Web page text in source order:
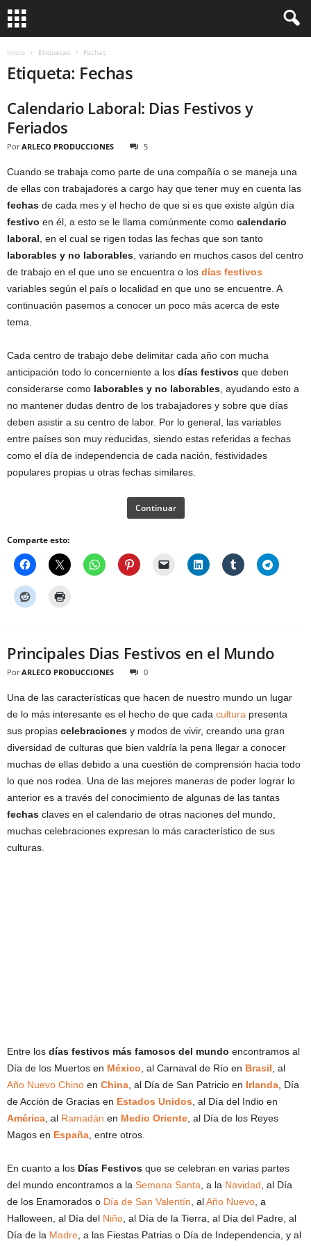
Inicio Etiquetas Fechas
Etiqueta: Fechas
Calendario Laboral: Dias Festivos y
Feriados
Por ARLECO PRODUCCIONES 5
Cuando se trabaja como parte de una compañía o se maneja una
de ellas con trabajadores a cargo hay que tener muy en cuenta las
fechas de cada mes y el hecho de que si es que existe algún día
festivo en él, a esto se le llama comúnmente como calendario
laboral , en el cual se rigen todas las fechas que son tanto
laborables y no laborables , variando en muchos casos del centro
de trabajo en el que uno se encuentra o los días festivos
variables según el país o localidad en que uno se encuentre. A
continuación pasemos a conocer un poco más acerca de este
tema.
Cada centro de trabajo debe delimitar cada año con mucha
anticipación todo lo concerniente a los días festivos que deben
considerarse como laborables y no laborables , ayudando esto a
no mantener dudas dentro de los trabajadores y sobre que días
deben asistir a su centro de labor. Por lo general, las variables
entre países son muy reducidas, siendo estas referidas a fechas
como el día de independencia de cada nación, festividades
populares propias u otras fechas similares.
Continuar
Comparte esto:
Principales Dias Festivos en el Mundo
Por ARLECO PRODUCCIONES 0
Una de las características que hacen de nuestro mundo un lugar
de lo más interesante es el hecho de que cada cultura presenta
sus propias celebraciones y modos de vivir, creando una gran
diversidad de culturas que bien valdría la pena llegar a conocer
muchas de ellas debido a una cuestión de comprensión hacia todo
lo que nos rodea. Una de las mejores maneras de poder lograr lo
anterior es a través del conocimiento de algunas de las tantas
fechas claves en el calendario de otras naciones del mundo,
muchas celebraciones expresan lo más característico de sus
culturas.
Entre los días festivos más famosos del mundo encontramos al
Día de los Muertos en México , al Carnaval de Río en Brasil , al
Año Nuevo Chino en China , al Día de San Patricio en Irlanda , Día
de Acción de Gracias en Estados Unidos , al Día del Indio en
América , al Ramadán en Medio Oriente , al Día de los Reyes
Magos en España , entre otros.
En cuanto a los Días Festivos que se celebran en varias partes
del mundo encontramos a la Semana Santa , a la Navidad , al Día
de los Enamorados o Día de San Valentín , alAño Nuevo , a
Halloween, al Día del Niño , al Día de la Tierra, al Día del Padre, al
Día de la Madre , a las Fiestas Patrias o Día de Independencia, y al